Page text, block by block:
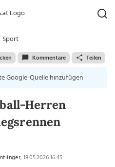
Sport
Kommentare Teilen
Google-Quelle hinzufügen
Herren
, 18.05.2026 16:45